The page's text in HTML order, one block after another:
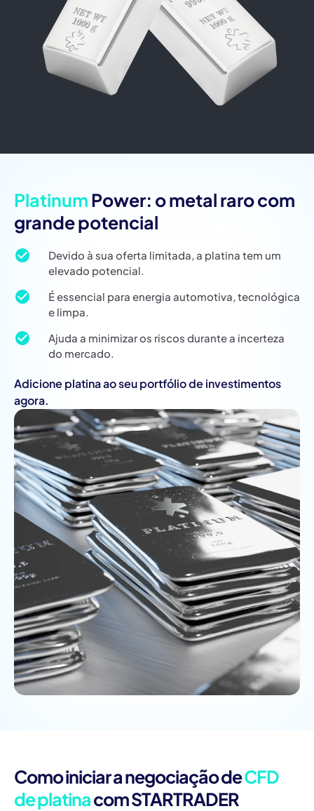
PlatinumPower: o metal raro com
grande potencial
Devido à sua oferta limitada, a platina tem um
elevado potencial.
É essencial para energia automotiva, tecnológica
e limpa.
Ajuda a minimizar os riscos durante a incerteza
do mercado.
Adicione platina ao seu portfólio de investimentos
agora.
Como iniciar a negociação deCFD
de platinacom STARTRADER